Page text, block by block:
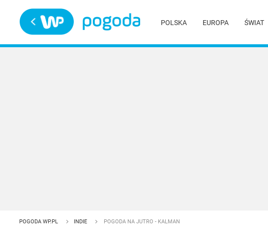
POLSKA EUROPA ŚWIAT
POGODA WP.PL INDIE POGODA NA JUTRO - KALMAN